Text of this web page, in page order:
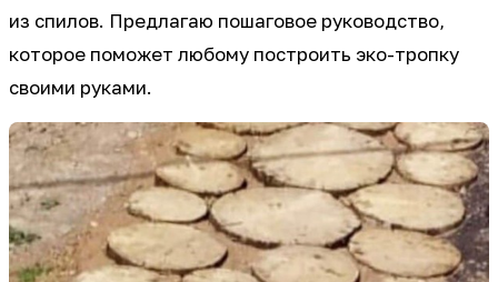
из спилов. Предлагаю пошаговое руководство,
которое поможет любому построить эко-тропку
своими руками.